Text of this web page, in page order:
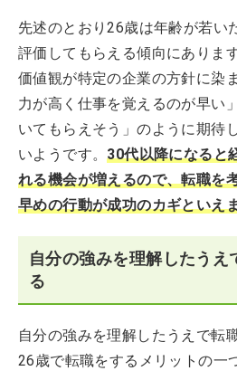
先述のとおり26歳は年齢が若い
評価してもらえる傾向にありま
価値観が特定の企業の方針に染
力が高く仕事を覚えるのが早い
いてもらえそう」のように期待
いようです。30代以降になると
れる機会が増えるので、転職を
早めの行動が成功のカギといえ
自分の強みを理解したうえ
る
自分の強みを理解したうえで転
26歳で転職をするメリットの一